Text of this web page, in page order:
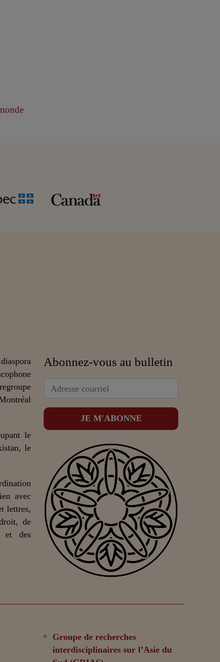
le
le
avec
lettres,
de
et des
Abonnez-vous au bulletin
Groupe de recherches
interdisciplinaires sur l’Asie du